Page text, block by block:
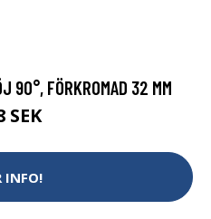
90°, FÖRKROMAD 32 MM
SEK
INFO!